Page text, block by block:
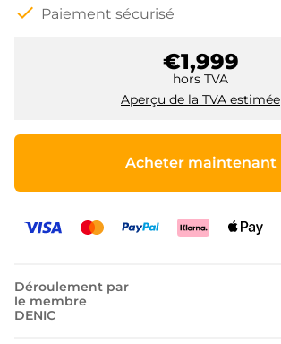
check Paiement sécurisé
€1,999
hors TVA
Aperçu de la TVA estimée
Acheter maintenant
Déroulement par
le membre
DENIC